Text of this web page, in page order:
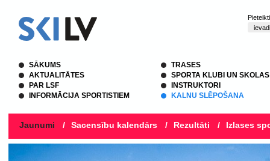
SĀKUMS
AKTUALITĀTES
PAR LSF
INFORMĀCIJA SPORTISTIEM
TRASES
SPORTA KLUBI UN SKOLAS
INSTRUKTORI
KALNU SLĒPOŠANA
Jaunumi / Sacensību kalendārs / Rezultāti / Izlases